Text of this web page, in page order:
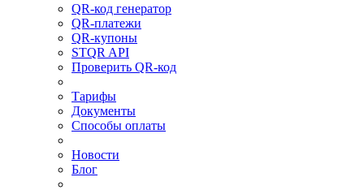
QR-код генератор
QR-платежи
QR-купоны
STQR API
Проверить QR-код
Тарифы
Документы
Способы оплаты
Новости
Блог